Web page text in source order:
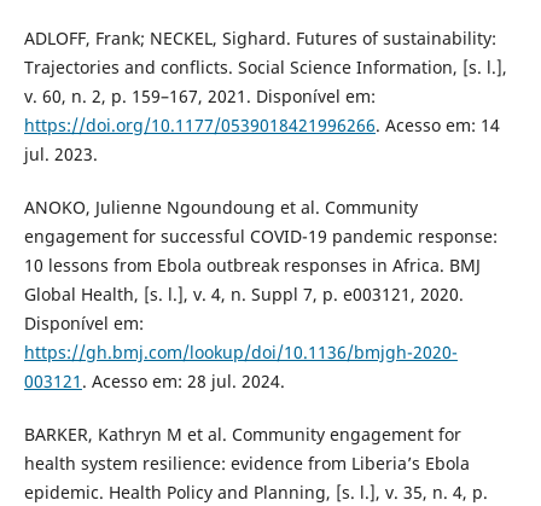
ADLOFF, Frank; NECKEL, Sighard. Futures of sustainability:
Trajectories and conflicts. Social Science Information, [s. l.],
v. 60, n. 2, p. 159–167, 2021. Disponível em:
https://doi.org/10.1177/0539018421996266. Acesso em: 14
jul. 2023.
ANOKO, Julienne Ngoundoung et al. Community
engagement for successful COVID-19 pandemic response:
10 lessons from Ebola outbreak responses in Africa. BMJ
Global Health, [s. l.], v. 4, n. Suppl 7, p. e003121, 2020.
Disponível em:
https://gh.bmj.com/lookup/doi/10.1136/bmjgh-2020-
003121 . Acesso em: 28 jul. 2024.
BARKER, Kathryn M et al. Community engagement for
health system resilience: evidence from Liberia’s Ebola
epidemic. Health Policy and Planning, [s. l.], v. 35, n. 4, p.